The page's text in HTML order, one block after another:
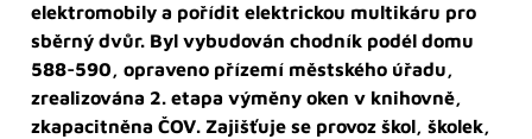
elektromobily a pořídit elektrickou multikáru pro
sběrný dvůr. Byl vybudován chodník podél domu
588-590, opraveno přízemí městského úřadu,
zrealizována 2. etapa výměny oken v knihovně,
zkapacitněna ČOV. Zajišťuje se provoz škol, školek,